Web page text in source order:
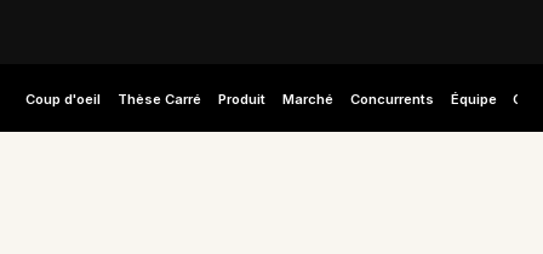
Coup d'oeil Thèse Carré Produit Marché Concurrents Équipe